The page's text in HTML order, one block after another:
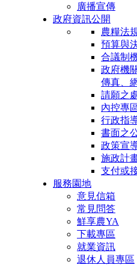
廣播宣傳
政府資訊公開
農糧法
預算與
合議制
政府機
傳真、
請願之
內控專
行政指
書面之
政策宣
施政計
支付或
服務園地
意見信箱
常見問答
鮮享農YA
下載專區
就業資訊
退休人員專區